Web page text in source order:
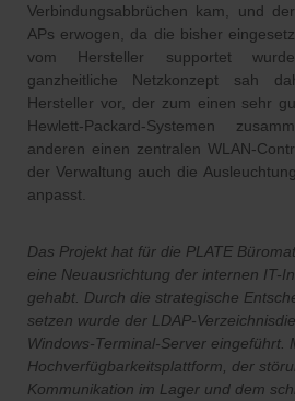
Verbindungsabbrüchen kam, und
APs erwogen, da die bisher
vom Hersteller supportet
ganzheitliche Netzkonzept sah
Hersteller vor, der zum einen sehr
Hewlett-Packard-Systemen
anderen einen zentralen WLAN-
der Verwaltung auch die
anpasst.
Das Projekt hat für die PLATE
eine Neuausrichtung der internen IT-
gehabt. Durch die strategische
setzen wurde der LDAP-
Windows-Terminal-Server eingeführt.
Hochverfügbarkeitsplattform, der
Kommunikation im Lager und dem